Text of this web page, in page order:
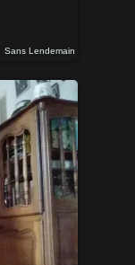
Sans Lendemain